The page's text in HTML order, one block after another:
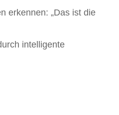
erkennen: „Das ist die
intelligente